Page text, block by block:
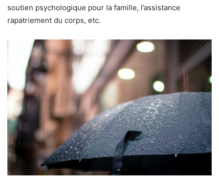
soutien psychologique pour la famille, l’assistance
rapatriement du corps, etc.